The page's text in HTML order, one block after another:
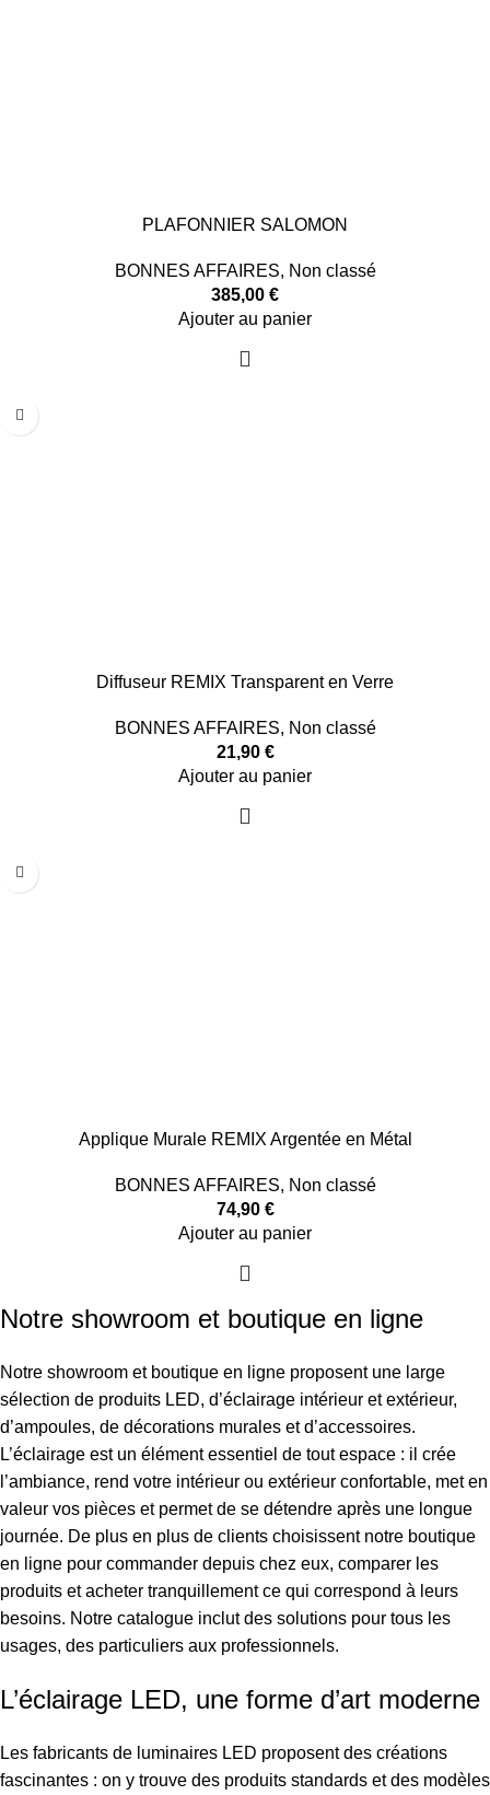
PLAFONNIER SALOMON
BONNES AFFAIRES, Non classé
385,00 €
Ajouter au panier
Diffuseur REMIX Transparent en Verre
BONNES AFFAIRES, Non classé
21,90 €
Ajouter au panier
Applique Murale REMIX Argentée en Métal
BONNES AFFAIRES, Non classé
74,90 €
Ajouter au panier
Notre showroom et boutique en ligne
Notre showroom et boutique en ligne proposent une large
sélection de produits LED, d’éclairage intérieur et extérieur,
d’ampoules, de décorations murales et d’accessoires.
L’éclairage est un élément essentiel de tout espace : il crée
l’ambiance, rend votre intérieur ou extérieur confortable, met en
valeur vos pièces et permet de se détendre après une longue
journée. De plus en plus de clients choisissent notre boutique
en ligne pour commander depuis chez eux, comparer les
produits et acheter tranquillement ce qui correspond à leurs
besoins. Notre catalogue inclut des solutions pour tous les
usages, des particuliers aux professionnels.
L’éclairage LED, une forme d’art moderne
Les fabricants de luminaires LED proposent des créations
fascinantes : on y trouve des produits standards et des modèles